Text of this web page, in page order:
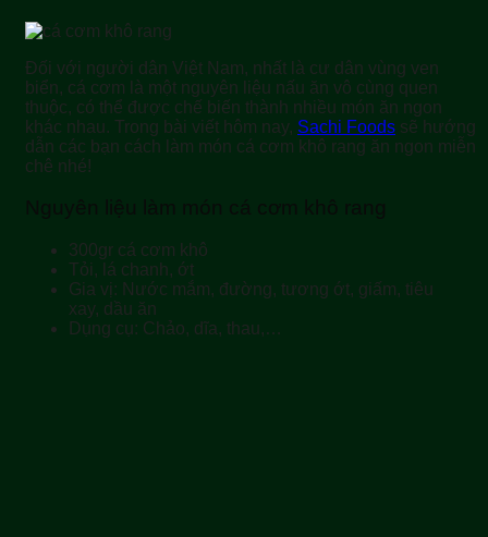
Đối với người dân Việt Nam, nhất là cư dân vùng ven
biển, cá cơm là một nguyên liệu nấu ăn vô cùng quen
thuộc, có thể được chế biến thành nhiều món ăn ngon
khác nhau. Trong bài viết hôm nay, Sachi Foods sẽ hướng
dẫn các bạn cách làm món cá cơm khô rang ăn ngon miễn
chê nhé!
Nguyên liệu làm món cá cơm khô rang
300gr cá cơm khô
Tỏi, lá chanh, ớt
Gia vị: Nước mắm, đường, tương ớt, giấm, tiêu
xay, dầu ăn
Dụng cụ: Chảo, dĩa, thau,…